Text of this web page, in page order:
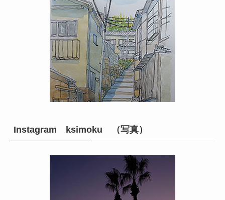
Instagram ksimoku （写真）